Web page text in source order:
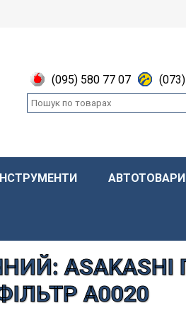
(095) 580 77 07
АВТОТОВАРИ
A0020